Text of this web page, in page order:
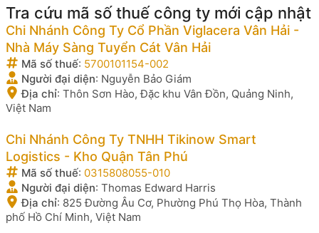
Tra cứu mã số thuế công ty mới cập nhật
Chi Nhánh Công Ty Cổ Phần Viglacera Vân Hải -
Nhà Máy Sàng Tuyển Cát Vân Hải
Mã số thuế: 5700101154-002
Người đại diện: Nguyễn Bảo Giám
Địa chỉ: Thôn Sơn Hào, Đặc khu Vân Đồn, Quảng Ninh,
Việt Nam
Chi Nhánh Công Ty TNHH Tikinow Smart
Logistics - Kho Quận Tân Phú
Mã số thuế: 0315808055-010
Người đại diện: Thomas Edward Harris
Địa chỉ: 825 Đường Âu Cơ, Phường Phú Thọ Hòa, Thành
phố Hồ Chí Minh, Việt Nam